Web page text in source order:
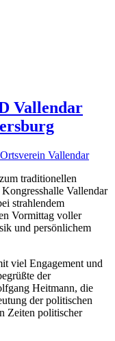
Vallendar
Vallendar
traditionellen
Vallendar
strahlendem
Vormittag voller
und persönlichem
viel Engagement und
der
Heitmann, die
der politischen
Zeiten politischer